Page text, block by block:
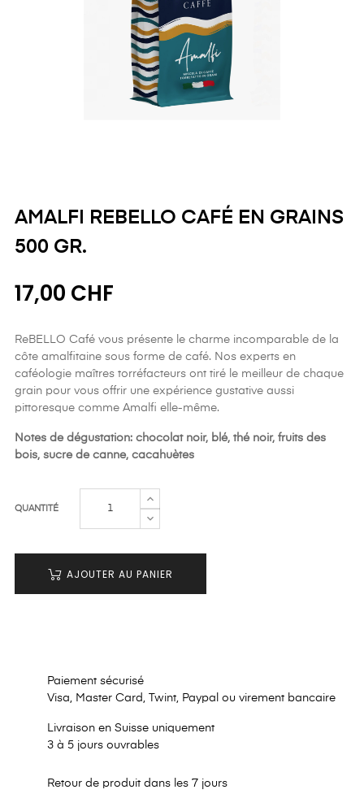
AMALFI REBELLO CAFÉ EN GRAINS
500 GR.
17,00 CHF
ReBELLO Café vous présente le charme incomparable de la
côte amalfitaine sous forme de café. Nos experts en
caféologie maîtres torréfacteurs ont tiré le meilleur de chaque
grain pour vous offrir une expérience gustative aussi
pittoresque comme Amalfi elle-même.
Notes de dégustation: chocolat noir, blé, thé noir, fruits des
bois, sucre de canne, cacahuètes
QUANTITÉ
AJOUTER AU PANIER
Paiement sécurisé
Visa, Master Card, Twint, Paypal ou virement bancaire
Livraison en Suisse uniquement
3 à 5 jours ouvrables
Retour de produit dans les 7 jours